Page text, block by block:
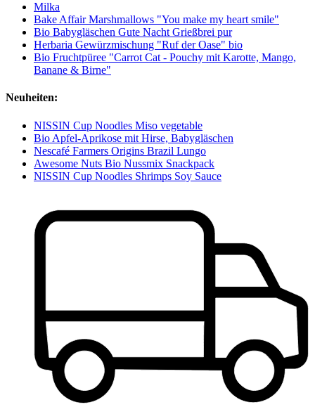
Milka
Bake Affair Marshmallows "You make my heart smile"
Bio Babygläschen Gute Nacht Grießbrei pur
Herbaria Gewürzmischung "Ruf der Oase" bio
Bio Fruchtpüree "Carrot Cat - Pouchy mit Karotte, Mango,
Banane & Birne"
Neuheiten:
NISSIN Cup Noodles Miso vegetable
Bio Apfel-Aprikose mit Hirse, Babygläschen
Nescafé Farmers Origins Brazil Lungo
Awesome Nuts Bio Nussmix Snackpack
NISSIN Cup Noodles Shrimps Soy Sauce